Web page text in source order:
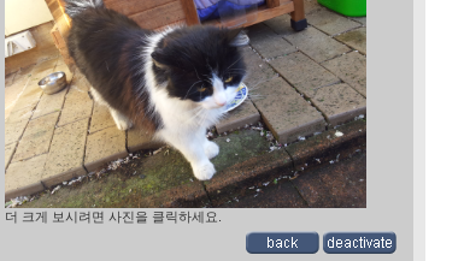
더 크게 보시려면 사진을 클릭하세요.